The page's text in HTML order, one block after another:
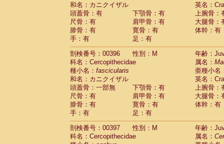
和名：カニクイザル
英名：
頭蓋骨：有
下顎骨：有
上腕骨：
尺骨：有
肩甲骨：有
大腿骨：
腓骨：有
寛骨：有
体幹：有
手：有
足：有
剖検番号：00396
性別：M
年齢：
科名：Cercopithecidae
属名：
種小名： fascicularis
亜種小名
和名：カニクイザル
英名：
頭蓋骨：一部無
下顎骨：有
上腕骨：
尺骨：有
肩甲骨：有
大腿骨：
腓骨：有
寛骨：有
体幹：有
手：有
足：有
剖検番号：00397
性別：M
年齢：
科名：Cercopithecidae
属名：